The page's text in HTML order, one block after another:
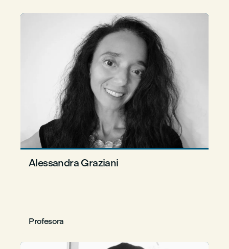
Alessandra Graziani
Profesora